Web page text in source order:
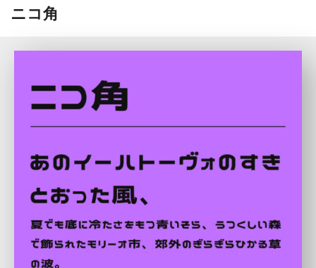
ニコ角